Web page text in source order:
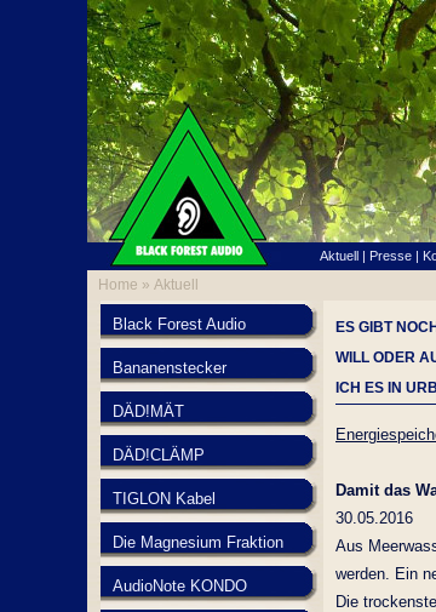
Aktuell | Presse |
Home » Aktuell
Black Forest Audio
Bananenstecker
DÄD!MÄT
DÄD!CLÄMP
TIGLON Kabel
Die Magnesium Fraktion
AudioNote KONDO
ES GIBT
WILL ODER
ICH ES IN
Damit das
30.05.2016
Aus
werden. Ein
Die